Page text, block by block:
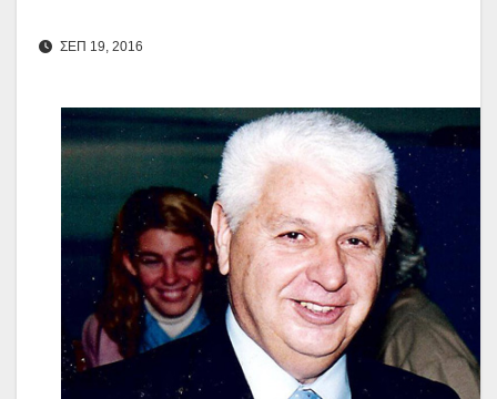
ΣΕΠ 19, 2016